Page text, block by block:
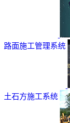
路面施工管理系统
土石方施工系统